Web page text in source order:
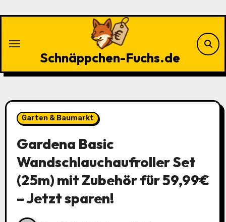
Schnäppchen-Fuchs.de
Garten & Baumarkt
Gardena Basic
Wandschlauchaufroller Set
(25m) mit Zubehör für 59,99€
– Jetzt sparen!